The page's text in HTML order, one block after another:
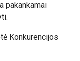
pakankamai
Konkurencijos